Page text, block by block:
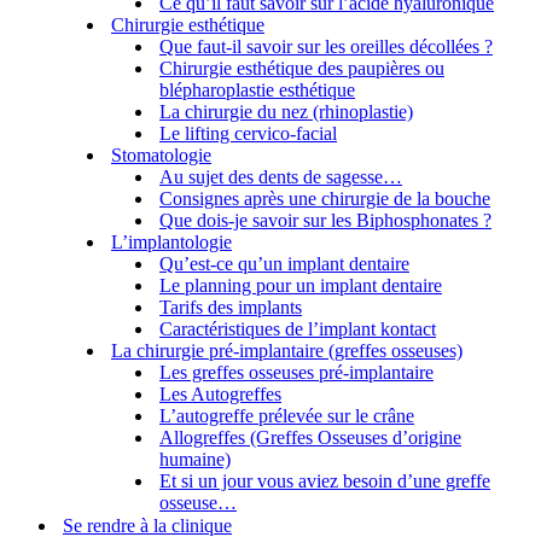
Chirurgie esthétique
Que faut-il savoir sur les oreilles décollées ?
Chirurgie esthétique des paupières ou
blépharoplastie esthétique
La chirurgie du nez (rhinoplastie)
Le lifting cervico-facial
Stomatologie
Au sujet des dents de sagesse…
Consignes après une chirurgie de la bouche
Que dois-je savoir sur les Biphosphonates ?
L’implantologie
Qu’est-ce qu’un implant dentaire
Le planning pour un implant dentaire
Tarifs des implants
Caractéristiques de l’implant kontact
La chirurgie pré-implantaire (greffes osseuses)
Les greffes osseuses pré-implantaire
Les Autogreffes
L’autogreffe prélevée sur le crâne
Allogreffes (Greffes Osseuses d’origine
humaine)
Et si un jour vous aviez besoin d’une greffe
osseuse…
Se rendre à la clinique